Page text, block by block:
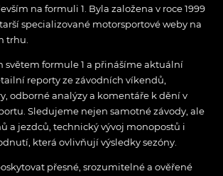
na formuli 1. Byla založena v roce 1999
specializované motorsportové weby na
trhu.
světem formule 1 a přinášíme aktuální
reporty ze závodních víkendů,
odborné analýzy a komentáře k dění v
Sledujeme nejen samotné závody, ale
a jezdců, technický vývoj monopostů i
která ovlivňují výsledky sezóny.
přesné, srozumitelné a ověřené